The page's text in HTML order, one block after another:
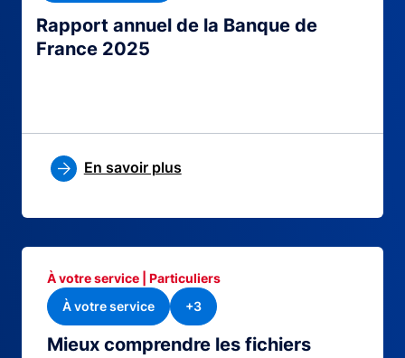
Rapport annuel de la Banque de
France 2025
En savoir plus
Mieux comprendre les fichiers
À votre service | Particuliers
À votre service
+3